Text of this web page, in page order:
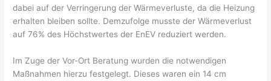
dabei auf der Verringerung der Wärmeverluste, da die Heizung
erhalten bleiben sollte. Demzufolge musste der Wärmeverlust
auf 76% des Höchstwertes der EnEV reduziert werden.
Im Zuge der Vor-Ort Beratung wurden die notwendigen
Maßnahmen hierzu festgelegt. Dieses waren ein 14 cm